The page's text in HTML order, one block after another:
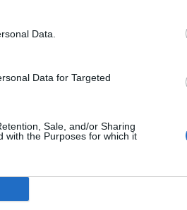
Data.
Data for Targeted
Sale, and/or Sharing
with the Purposes for which it
problem hos dem som satsat
men tilldelningen för hela
inte växa som vi vill, säger Nils